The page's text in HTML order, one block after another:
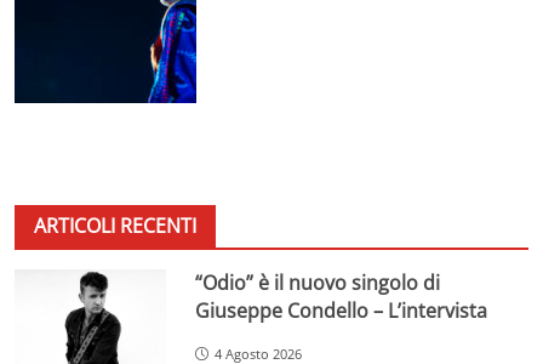
ARTICOLI RECENTI
“Odio” è il nuovo singolo di
Giuseppe Condello – L’intervista
4 Agosto 2026